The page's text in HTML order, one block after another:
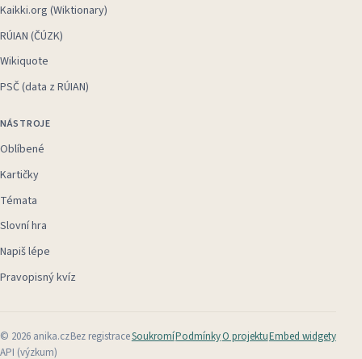
Kaikki.org (Wiktionary)
RÚIAN (ČÚZK)
Wikiquote
PSČ (data z RÚIAN)
NÁSTROJE
Oblíbené
Kartičky
Témata
Slovní hra
Napiš lépe
Pravopisný kvíz
© 2026 anika.czBez registraceSoukromíPodmínkyO projektuEmbed widgety
API (výzkum)